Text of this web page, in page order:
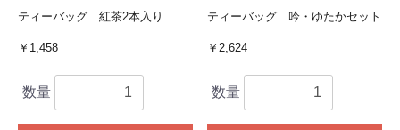
ティーバッグ 紅茶2本入り
￥1,458
数量
ティーバッグ 吟・ゆたかセット
￥2,624
数量